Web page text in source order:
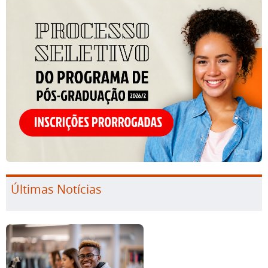
Últimas Notícias